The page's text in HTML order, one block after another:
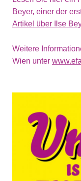
Beyer, einer der
Artikel über Ilse
Weitere
Wien unter